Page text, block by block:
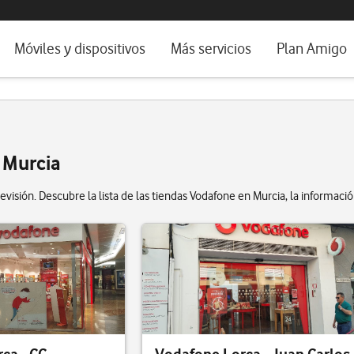
e idioma
Móviles y dispositivos
Ver todos
Más servicios Plan Amigo
Descubre la lista de las tiendas Vodafone en Murcia, la